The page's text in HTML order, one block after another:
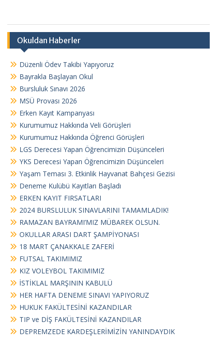
Okuldan Haberler
Düzenli Ödev Takibi Yapıyoruz
Bayrakla Başlayan Okul
Bursluluk Sınavı 2026
MSÜ Provası 2026
Erken Kayıt Kampanyası
Kurumumuz Hakkında Veli Görüşleri
Kurumumuz Hakkında Öğrenci Görüşleri
LGS Derecesi Yapan Öğrencimizin Düşünceleri
YKS Derecesi Yapan Öğrencimizin Düşünceleri
Yaşam Teması 3. Etkinlik Hayvanat Bahçesi Gezisi
Deneme Kulübü Kayıtları Başladı
ERKEN KAYIT FIRSATLARI
2024 BURSLULUK SINAVLARINI TAMAMLADIK!
RAMAZAN BAYRAMI’MIZ MÜBAREK OLSUN.
OKULLAR ARASI DART ŞAMPİYONASI
18 MART ÇANAKKALE ZAFERİ
FUTSAL TAKIMIMIZ
KIZ VOLEYBOL TAKIMIMIZ
İSTİKLAL MARŞININ KABULÜ
HER HAFTA DENEME SINAVI YAPIYORUZ
HUKUK FAKÜLTESİNİ KAZANDILAR
TIP ve DİŞ FAKÜLTESİNİ KAZANDILAR
DEPREMZEDE KARDEŞLERİMİZİN YANINDAYDIK